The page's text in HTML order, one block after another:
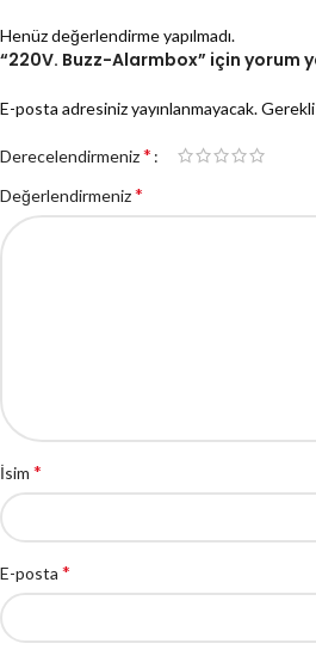
Henüz değerlendirme yapılmadı.
“220V. Buzz-Alarmbox” için yorum
E-posta adresiniz yayınlanmayacak.
Derecelendirmeniz*
Değerlendirmeniz*
İsim *
E-posta *